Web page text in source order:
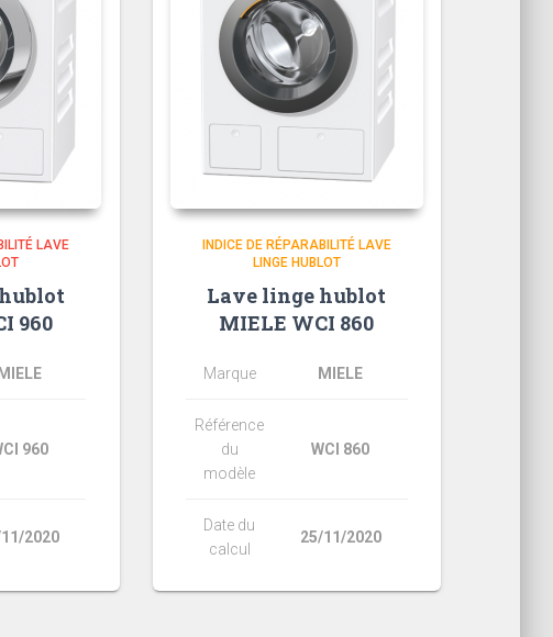
LAVE
960
MIELE
960
2020
INDICE DE RÉPARABILITÉ LAVE
LINGE HUBLOT
Lave linge hublot
MIELE WCI 860
Marque MIELE
Référence
du
modèle
WCI 860
Date du
calcul
25/11/2020